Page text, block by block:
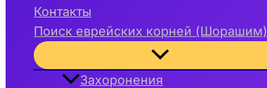
Контакты
Поиск еврейских корней (Шорашим)
Переключатель
меню
Захоронения